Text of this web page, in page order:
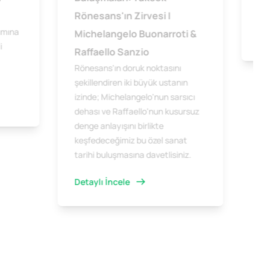
Rönesans'ın Zirvesi |
Michelangelo Buonarroti &
Raffaello Sanzio
Rönesans'ın doruk noktasını
şekillendiren iki büyük ustanın
izinde; Michelangelo'nun sarsıcı
dehası ve Raffaello'nun kusursuz
denge anlayışını birlikte
keşfedeceğimiz bu özel sanat
tarihi buluşmasına davetlisiniz.
Detaylı İncele